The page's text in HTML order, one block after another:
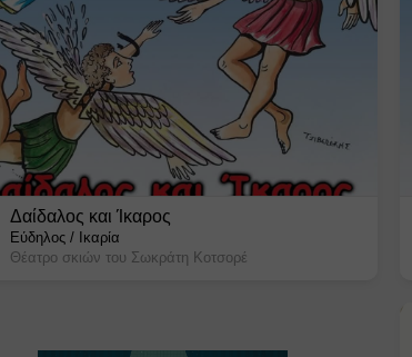
Δαίδαλος και Ίκαρος
Εύδηλος/ Ικαρία
Θέατρο σκιών του Σωκράτη Κοτσορέ